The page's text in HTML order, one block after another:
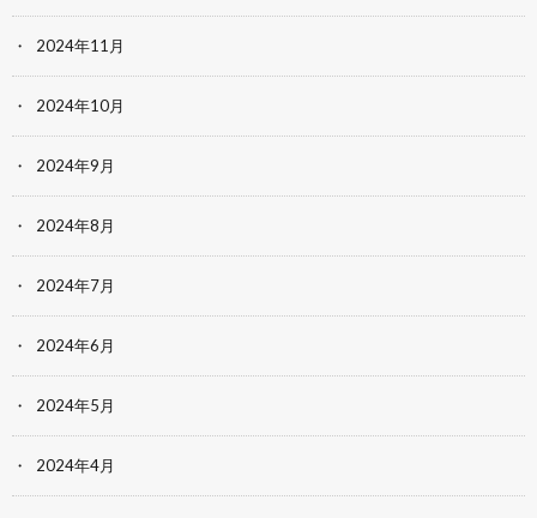
2024年11月
2024年10月
2024年9月
2024年8月
2024年7月
2024年6月
2024年5月
2024年4月